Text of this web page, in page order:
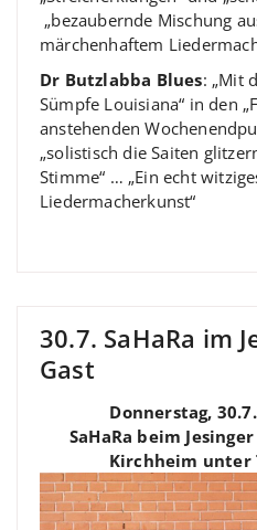
„bezaubernde Mischung
märchenhaftem
Dr Butzlabba Blues: „Mit
Sümpfe Louisiana“ in den
anstehenden
„solistisch die Saiten
Stimme“ … „Ein echt
Liedermacherkunst“
30.7. SaHaRa im
Gast
Donnerstag,
SaHaRa beim
Kirchheim unter